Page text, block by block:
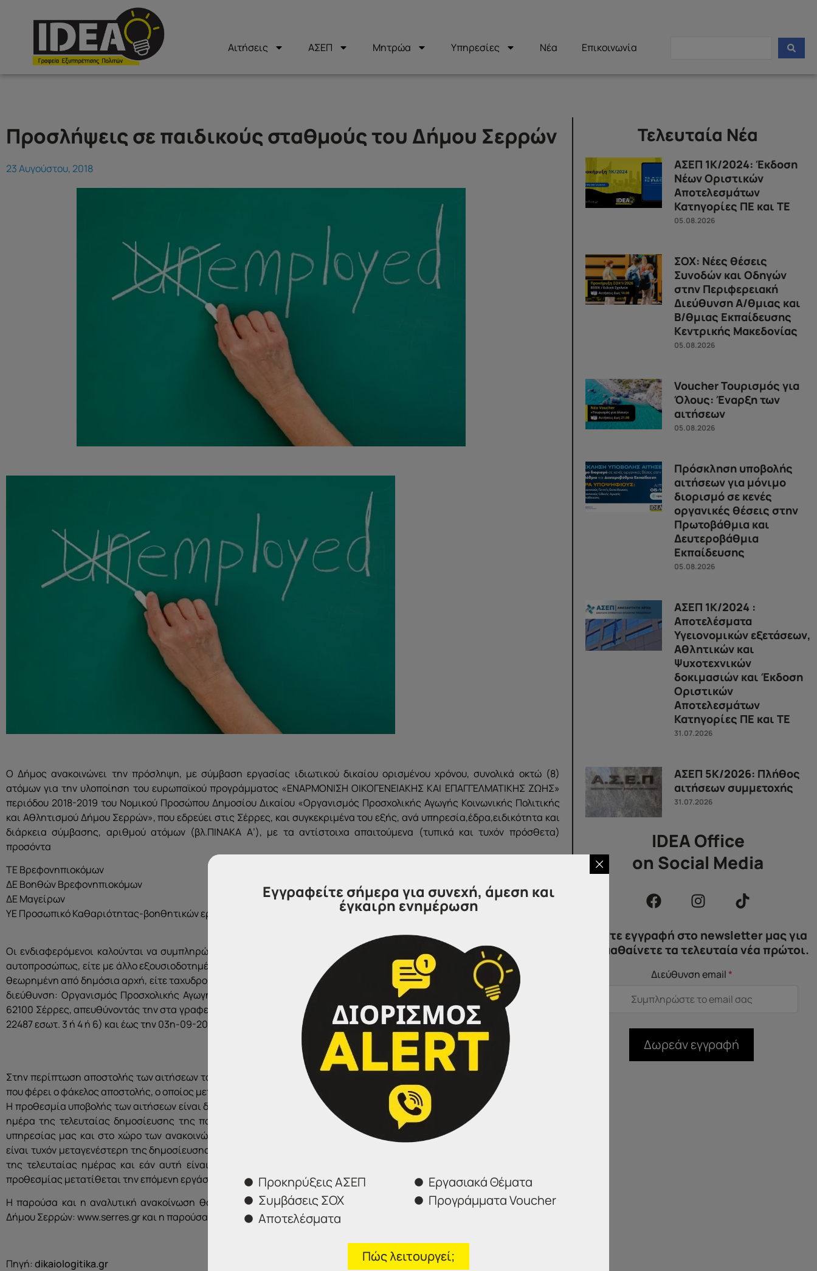
Αιτήσεις ΑΣΕΠ Μητρώα Υπηρεσίες Νέα Επικοινωνία
Προσλήψεις σε παιδικούς σταθμούς του Δήμου Σερρών
23 Αυγούστου, 2018
Ο Δήμος ανακοινώνει την πρόσληψη, με σύμβαση εργασίας ιδιωτικού δικαίου ορισμένου χρόνου, συνολικά οκτώ (8)
ατόμων για την υλοποίηση του ευρωπαϊκού προγράμματος «ΕΝΑΡΜΟΝΙΣΗ ΟΙΚΟΓΕΝΕΙΑΚΗΣ ΚΑΙ ΕΠΑΓΓΕΛΜΑΤΙΚΗΣ ΖΩΗΣ»
περιόδου 2018-2019 του Νομικού Προσώπου Δημοσίου Δικαίου «Οργανισμός Προσχολικής Αγωγής Κοινωνικής Πολιτικής
και Αθλητισμού Δήμου Σερρών», που εδρεύει στις Σέρρες, και συγκεκριμένα του εξής, ανά υπηρεσία,έδρα,ειδικότητα και
διάρκεια σύμβασης, αριθμού ατόμων (βλ.ΠΙΝΑΚΑ Α’), με τα αντίστοιχα απαιτούμενα (τυπικά και τυχόν πρόσθετα)
προσόντα
ΤΕ Βρεφονηπιοκόμων
ΔΕ Βοηθών Βρεφονηπιοκόμων
ΔΕ Μαγείρων
ΥΕ Προσωπικό Καθαριότητας-βοηθητικών εργασιών
Οι ενδιαφερόμενοι καλούνται να συμπληρώσουν την αίτηση με κωδικό ΕΝΤΥΠΟ ΑΣΕΠ ΣΟΧ.6 και να την υποβάλουν, είτε
αυτοπροσώπως, είτε με άλλο εξουσιοδοτημένο από αυτούς πρόσωπο, εφόσον η εξουσιοδότηση φέρει την υπογραφή τους
θεωρημένη από δημόσια αρχή, είτε ταχυδρομικά με συστημένη επιστολή, στα γραφεία της υπηρεσίας μας στην ακόλουθη
διεύθυνση: Οργανισμός Προσχολικής Αγωγής Κοινωνικής Πολιτικής και Αθλητισμού Δήμου Σερρών, Βενιζέλου 139, Τ.Κ.
62100 Σέρρες, απευθύνοντάς την στα γραφεία της διοίκησης υπόψη κας Αικατερίνης Μοναχέλη (τηλ. επικοινωνίας: 23210
22487 εσωτ. 3 ή 4 ή 6) και έως την 03η-09-2018.
Στην περίπτωση αποστολής των αιτήσεων ταχυδρομικώς το εμπρόθεσμο των αιτήσεων κρίνεται με βάση την ημερομηνία
που φέρει ο φάκελος αποστολής, ο οποίος μετά την αποσφράγισή του επισυνάπτεται στην αίτηση των υποψηφίων.
Η προθεσμία υποβολής των αιτήσεων είναι δέκα (10) ημέρες (υπολογιζόμενες ημερολογιακά) και αρχίζει από την επόμενη
ημέρα της τελευταίας δημοσίευσης της παρούσας σε τοπικές εφημερίδες ή της ανάρτησής της στο κατάστημα της
υπηρεσίας μας και στο χώρο των ανακοινώσεων του δημοτικού καταστήματος του Δήμου Σερρών, εφόσον η ανάρτηση
είναι τυχόν μεταγενέστερη της δημοσίευσης στις εφημερίδες. Η ανωτέρω προθεσμία λήγει με την παρέλευση ολόκληρης
της τελευταίας ημέρας και εάν αυτή είναι, κατά νόμο, εξαιρετέα (δημόσια αργία ή μη εργάσιμη), τότε η λήξη της
προθεσμίας μετατίθεται την επόμενη εργάσιμη ημέρα.
Η παρούσα και η αναλυτική ανακοίνωση θα αναρτηθούν στο Πρόγραμμα “Διαύγεια” και στην ηλεκτρονική σελίδα του
Δήμου Σερρών: www.serres.gr και η παρούσα θα δημοσιευτεί στον τοπικό ημερήσιο τύπο.
Πηγή: dikaiologitika.gr
Τελευταία Νέα
ΑΣΕΠ 1Κ/2024: Έκδοση
Νέων Οριστικών
Αποτελεσμάτων
Κατηγορίες ΠΕ και ΤΕ
05.08.2026
ΣΟΧ: Νέες θέσεις
Συνοδών και Οδηγών
στην Περιφερειακή
Διεύθυνση Α/θμιας και
Β/θμιας Εκπαίδευσης
Κεντρικής Μακεδονίας
05.08.2026
Voucher Τουρισμός για
Όλους: Έναρξη των
αιτήσεων
05.08.2026
Πρόσκληση υποβολής
αιτήσεων για μόνιμο
διορισμό σε κενές
οργανικές θέσεις στην
Πρωτοβάθμια και
Δευτεροβάθμια
Εκπαίδευσης
05.08.2026
ΑΣΕΠ 1Κ/2024 :
Αποτελέσματα
Υγειονομικών εξετάσεων,
Αθλητικών και
Ψυχοτεχνικών
δοκιμασιών και Έκδοση
Οριστικών
Αποτελεσμάτων
Κατηγορίες ΠΕ και ΤΕ
31.07.2026
ΑΣΕΠ 5Κ/2026: Πλήθος
αιτήσεων συμμετοχής
31.07.2026
IDEA Office
on Social Media
Κάντε εγγραφή στο newsletter μας για
να μαθαίνετε τα τελευταία νέα πρώτοι.
Διεύθυνση email*
Δωρεάν εγγραφή
Εγγραφείτε σήμερα για συνεχή, άμεση και
έγκαιρη ενημέρωση
Προκηρύξεις ΑΣΕΠ
Συμβάσεις ΣΟΧ
Αποτελέσματα
Εργασιακά Θέματα
Προγράμματα Voucher
Πώς λειτουργεί;